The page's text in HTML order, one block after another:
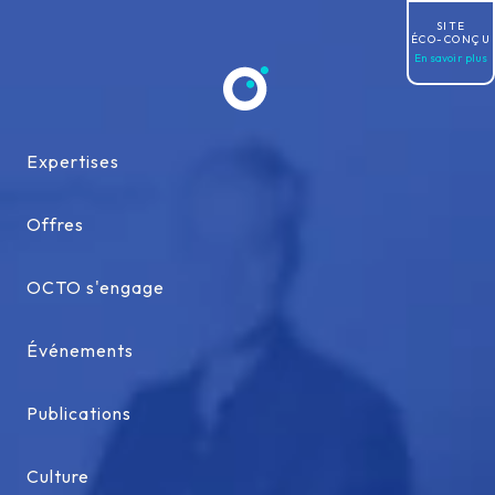
Expertises
Expertises
Offres
Offres
OCTO s'engage
OCTO s'engage
Événements
Événements
Publications
Publications
Culture
Culture
SITE
ÉCO-CONÇU
En savoir plus